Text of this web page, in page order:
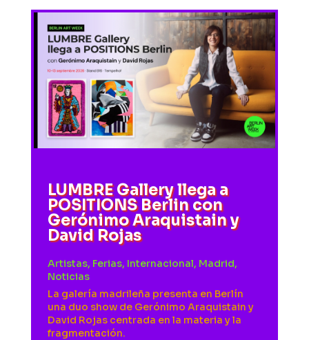
LUMBRE Gallery llega a
POSITIONS Berlin con
Gerónimo Araquistain y
David Rojas
Artistas, Ferias, Internacional, Madrid,
Noticias
La galería madrileña presenta en Berlín
una duo show de Gerónimo Araquistain y
David Rojas centrada en la materia y la
fragmentación.